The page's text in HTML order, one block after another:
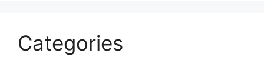
Categories